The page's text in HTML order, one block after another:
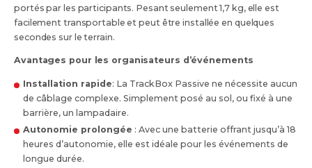
portés par les participants. Pesant seulement 1,7 kg, elle est
facilement transportable et peut être installée en quelques
secondes sur le terrain.
Avantages pour les organisateurs d’événements
Installation rapide: La TrackBox Passive ne nécessite aucun
de câblage complexe. Simplement posé au sol, ou fixé à une
barrière, un lampadaire.
Autonomie prolongée : Avec une batterie offrant jusqu’à 18
heures d’autonomie, elle est idéale pour les événements de
longue durée.